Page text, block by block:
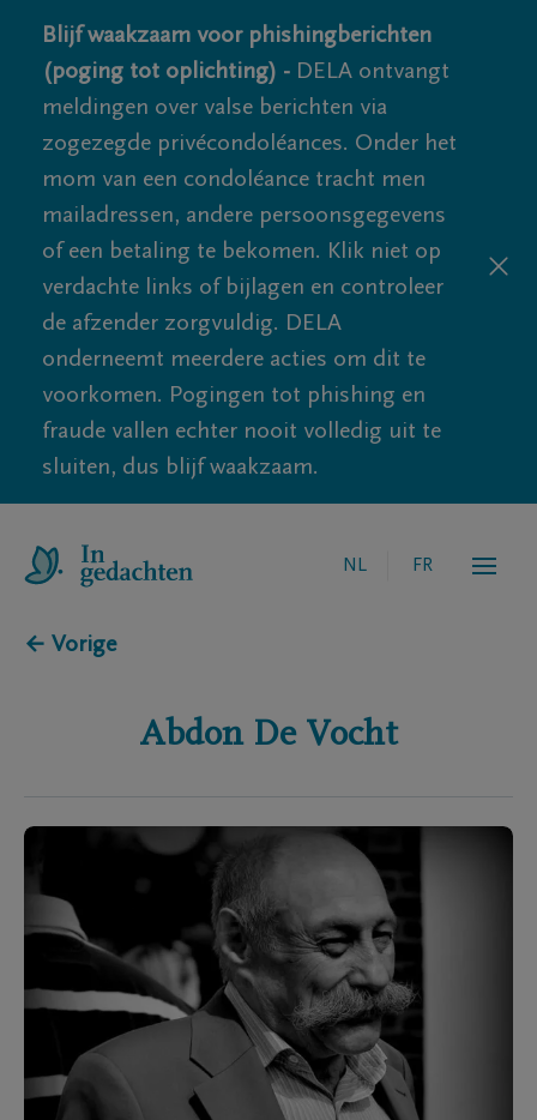
Blijf waakzaam voor phishingberichten
(poging tot oplichting) - DELA ontvangt
meldingen over valse berichten via
zogezegde privécondoléances. Onder het
mom van een condoléance tracht men
mailadressen, andere persoonsgegevens
of een betaling te bekomen. Klik niet op
verdachte links of bijlagen en controleer
de afzender zorgvuldig. DELA
onderneemt meerdere acties om dit te
voorkomen. Pogingen tot phishing en
fraude vallen echter nooit volledig uit te
sluiten, dus blijf waakzaam.
NL FR
← Vorige
Abdon De Vocht